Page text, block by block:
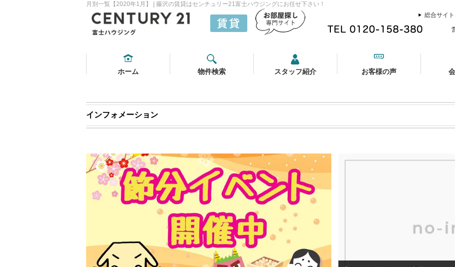
月別一覧【2020年1月】 | 藤沢の賃貸はセンチュリー21富士ハウジングにお任せ下さい！
総合サイト
ホーム 物件検索 スタッフ紹介 お客様の声
インフォメーション